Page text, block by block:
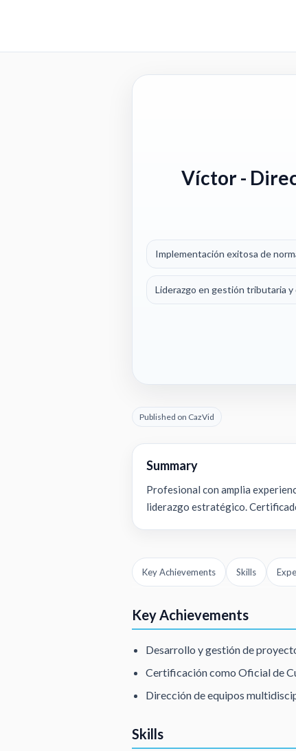
Víctor-
Implementación exitosa de
Liderazgo en gestión tributaria
Published on CazVid
Summary
Profesional con amplia
liderazgo estratégico.
Key Achievements Skills
Key Achievements
Desarrollo y gestión de
Certificación como Oficial de
Dirección de equipos
Skills